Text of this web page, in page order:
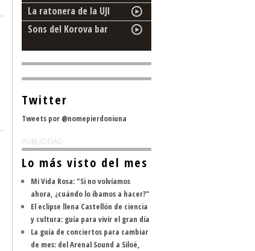
La ratonera de la UJI
Sons del Korova bar
Twitter
Tweets por @nomepierdoniuna
PUBLICIDAD
Lo más visto del mes
Mi Vida Rosa: "Si no volvíamos
ahora, ¿cuándo lo íbamos a hacer?"
El eclipse llena Castellón de ciencia
y cultura: guía para vivir el gran día
La guía de conciertos para cambiar
de mes: del Arenal Sound a Siloé,